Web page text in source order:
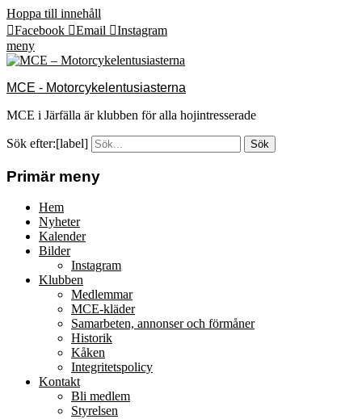
Hoppa till innehåll
Facebook
Email
Instagram
meny
MCE - Motorcykelentusiasterna
MCE i Järfälla är klubben för alla hojintresserade
Sök efter:[label]
Primär meny
Hem
Nyheter
Kalender
Bilder
Instagram
Klubben
Medlemmar
MCE-kläder
Samarbeten, annonser och förmåner
Historik
Kåken
Integritetspolicy
Kontakt
Bli medlem
Styrelsen